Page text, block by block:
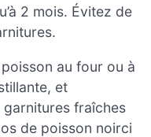
2 mois. Évitez de
au four ou à
et
fraîches
de poisson noirci